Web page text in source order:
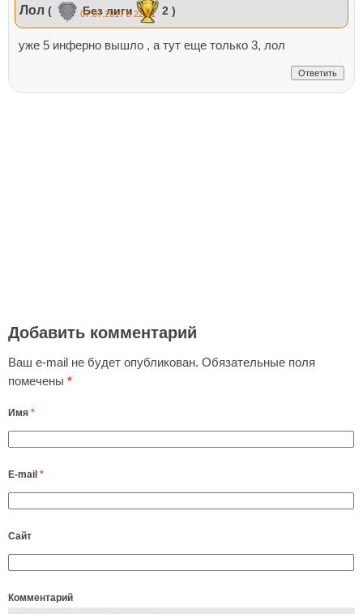
Лол ( Без лиги 2 )
07.07.2017 в 22:01
уже 5 инферно вышло , а тут еще только 3, лол
Ответить
Добавить комментарий
Ваш e-mail не будет опубликован. Обязательные поля
помечены *
Имя *
E-mail *
Сайт
Комментарий